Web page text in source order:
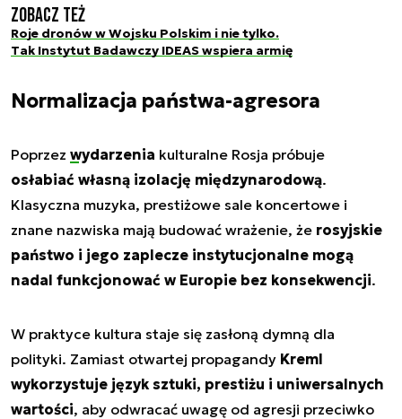
Zobacz też
Roje dronów w Wojsku Polskim i nie tylko.
Tak Instytut Badawczy IDEAS wspiera armię
Normalizacja państwa-agresora
Poprzez wydarzenia kulturalne Rosja próbuje
osłabiać własną izolację międzynarodową.
Klasyczna muzyka, prestiżowe sale koncertowe i
znane nazwiska mają budować wrażenie, że rosyjskie
państwo i jego zaplecze instytucjonalne mogą
nadal funkcjonować w Europie bez konsekwencji.
W praktyce kultura staje się zasłoną dymną dla
polityki. Zamiast otwartej propagandy Kreml
wykorzystuje język sztuki, prestiżu i uniwersalnych
wartości, aby odwracać uwagę od agresji przeciwko